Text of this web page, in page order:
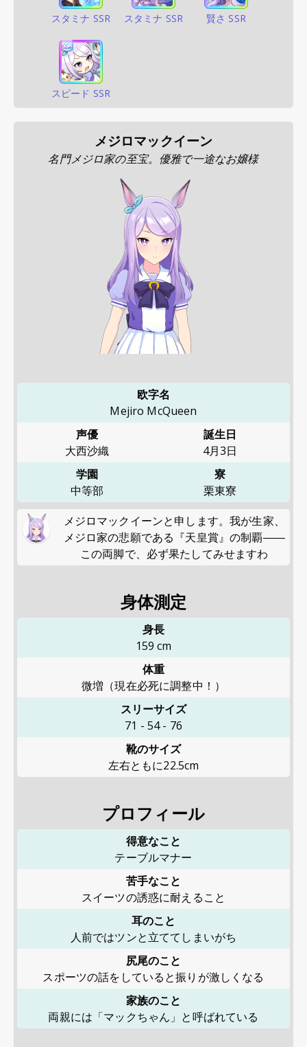
スタミナ SSR スタミナ SSR 賢さ SSR
スピード SSR
メジロマックイーン
名門メジロ家の至宝。優雅で一途なお嬢様
欧字名
Mejiro McQueen
声優
大西沙織
誕生日
4月3日
学園
中等部
寮
栗東寮
メジロマックイーンと申します。我が生家、
メジロ家の悲願である『天皇賞』の制覇――
この両脚で、必ず果たしてみせますわ
身体測定
身長
159 cm
体重
微増（現在必死に調整中！）
スリーサイズ
71 - 54- 76
靴のサイズ
左右ともに22.5cm
プロフィール
得意なこと
テーブルマナー
苦手なこと
スイーツの誘惑に耐えること
耳のこと
人前ではツンと立ててしまいがち
尻尾のこと
スポーツの話をしていると振りが激しくなる
家族のこと
両親には「マックちゃん」と呼ばれている